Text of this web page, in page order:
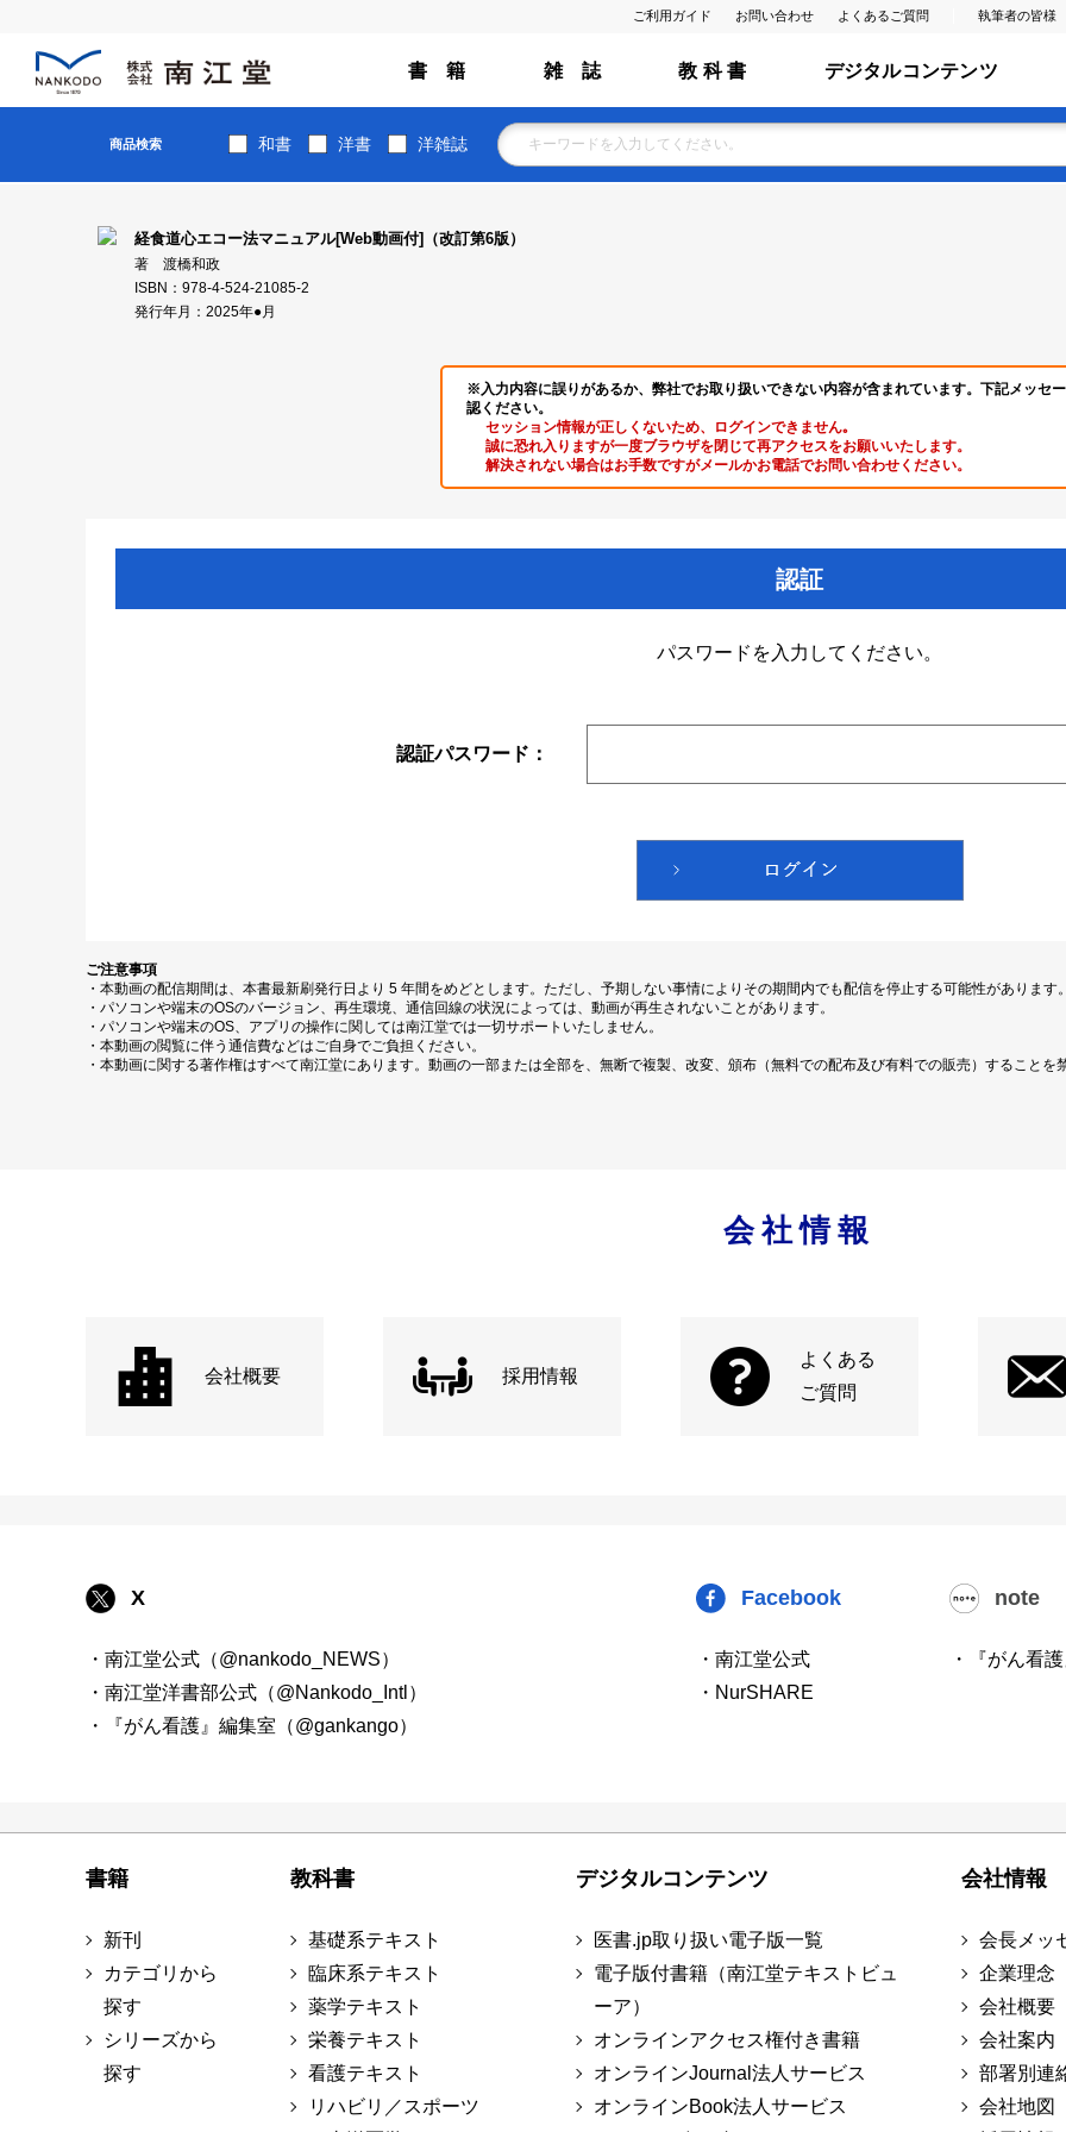
ご利用ガイド お問い合わせ よくあるご質問 執筆者の皆様
書 籍 雑 誌 教 科 書 デジタルコンテンツ
商品検索 和書 洋書 洋雑誌
経食道心エコー法マニュアル[Web動画付]（改訂第6版）
著 渡橋和政
ISBN：978-4-524-21085-2
発行年月：2025年●月
※入力内容に誤りがあるか、弊社でお取り扱いできない内容が含まれています。下記メッセ
認ください。
セッション情報が正しくないため、ログインできません｡
誠に恐れ入りますが一度ブラウザを閉じて再アクセスをお願いいたします。
解決されない場合はお手数ですがメールかお電話でお問い合わせください。
認証
パスワードを入力してください。
認証パスワード：
ご注意事項
・本動画の配信期間は、本書最新刷発行日より 5 年間をめどとします。ただし、予期しない事情によりその期間内でも配信を停止する可能性があります。
・パソコンや端末のOSのバージョン、再生環境、通信回線の状況によっては、動画が再生されないことがあります。
・パソコンや端末のOS、アプリの操作に関しては南江堂では一切サポートいたしません。
・本動画の閲覧に伴う通信費などはご自身でご負担ください。
・本動画に関する著作権はすべて南江堂にあります。動画の一部または全部を、無断で複製、改変、頒布（無料での配布及び有料での販売）することを
会社情報
会社概要 採用情報
よくある
ご質問
X
・南江堂公式（@nankodo_NEWS）
・南江堂洋書部公式（@Nankodo_Intl）
・『がん看護』編集室（@gankango）
Facebook
・南江堂公式
・NurSHARE
note
・『がん看
書籍
新刊
カテゴリから
探す
シリーズから
探す
教科書
基礎系テキスト
臨床系テキスト
薬学テキスト
栄養テキスト
看護テキスト
リハビリ／スポーツ
デジタルコンテンツ
医書.jp取り扱い電子版一覧
電子版付書籍（南江堂テキストビュ
ーア）
オンラインアクセス権付き書籍
オンラインJournal法人サービス
オンラインBook法人サービス
会社情報
会長メッ
企業理念
会社概要
会社案内
部署別連
会社地図